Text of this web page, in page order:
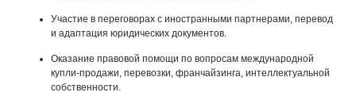
Участие в переговорах с иностранными партнерами, перевод
и адаптация юридических документов.
Оказание правовой помощи по вопросам международной
купли-продажи, перевозки, франчайзинга, интеллектуальной
собственности.